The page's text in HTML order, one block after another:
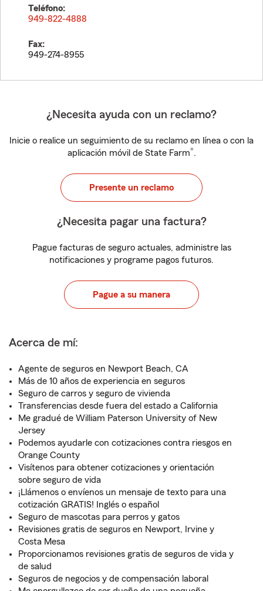
Teléfono:
949-822-4888
Fax:
949-274-8955
¿Necesita ayuda con un reclamo?
Inicie o realice un seguimiento de su reclamo en línea o con la
aplicación móvil de State Farm®.
Presente un reclamo
¿Necesita pagar una factura?
Pague facturas de seguro actuales, administre las
notificaciones y programe pagos futuros.
Pague a su manera
Acerca de mí:
Agente de seguros en Newport Beach, CA
Más de 10 años de experiencia en seguros
Seguro de carros y seguro de vivienda
Transferencias desde fuera del estado a California
Me gradué de William Paterson University of New
Jersey
Podemos ayudarle con cotizaciones contra riesgos en
Orange County
Visítenos para obtener cotizaciones y orientación
sobre seguro de vida
¡Llámenos o envíenos un mensaje de texto para una
cotización GRATIS! Inglés o español
Seguro de mascotas para perros y gatos
Revisiones gratis de seguros en Newport, Irvine y
Costa Mesa
Proporcionamos revisiones gratis de seguros de vida y
de salud
Seguros de negocios y de compensación laboral